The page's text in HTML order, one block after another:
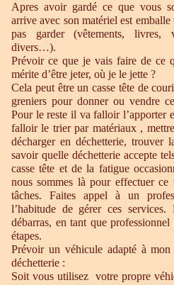
Apres avoir gardé ce que vous
arrive avec son matériel est
pas garder (vêtements, livres,
divers…).
Prévoir ce que je vais faire de ce
mérite d’être jeter, où je le jette ?
Cela peut être un casse tête de
greniers pour donner ou vendre
Pour le reste il va falloir l’apporter
falloir le trier par matériaux ,
décharger en déchetterie, trouver
savoir quelle déchetterie accepte
casse tête et de la fatigue
nous sommes là pour effectuer
tâches. Faites appel à un
l’habitude de gérer ces
débarras, en tant que
étapes.
Prévoir un véhicule adapté à
déchetterie :
Soit vous utilisez votre propre